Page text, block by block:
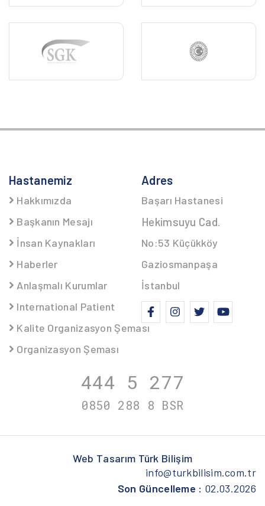
Hastanemiz
Hakkımızda
Başkanın Mesajı
İnsan Kaynakları
Haberler
Anlaşmalı Kurumlar
International Patient
Kalite Organizasyon Şeması
Organizasyon Şeması
Adres
Başarı Hastanesi
Hekimsuyu Cad.
No:53 Küçükköy
Gaziosmanpaşa
İstanbul
444 5 277
0850 288 8 BSR
Web Tasarım Türk Bilişim
info@turkbilisim.com.tr
Son Güncelleme : 02.03.2026